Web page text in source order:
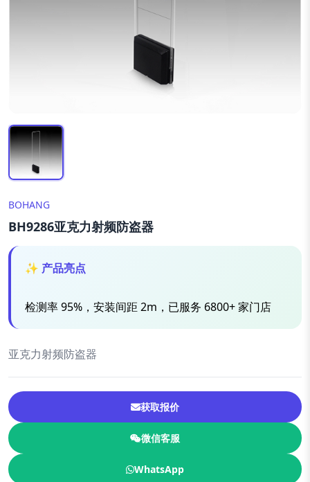
BOHANG
BH9286亚克力射频防盗器
✨ 产品亮点
检测率 95%，安装间距 2m，已服务 6800+ 家门店
亚克力射频防盗器
获取报价
微信客服
WhatsApp